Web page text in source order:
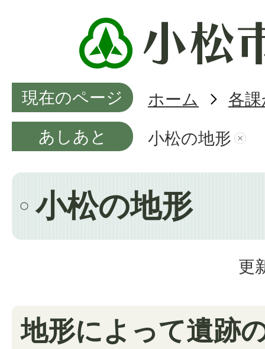
現在のページ ホーム
各
あしあと
小松の地形
小松の地形
更
地形によって遺跡